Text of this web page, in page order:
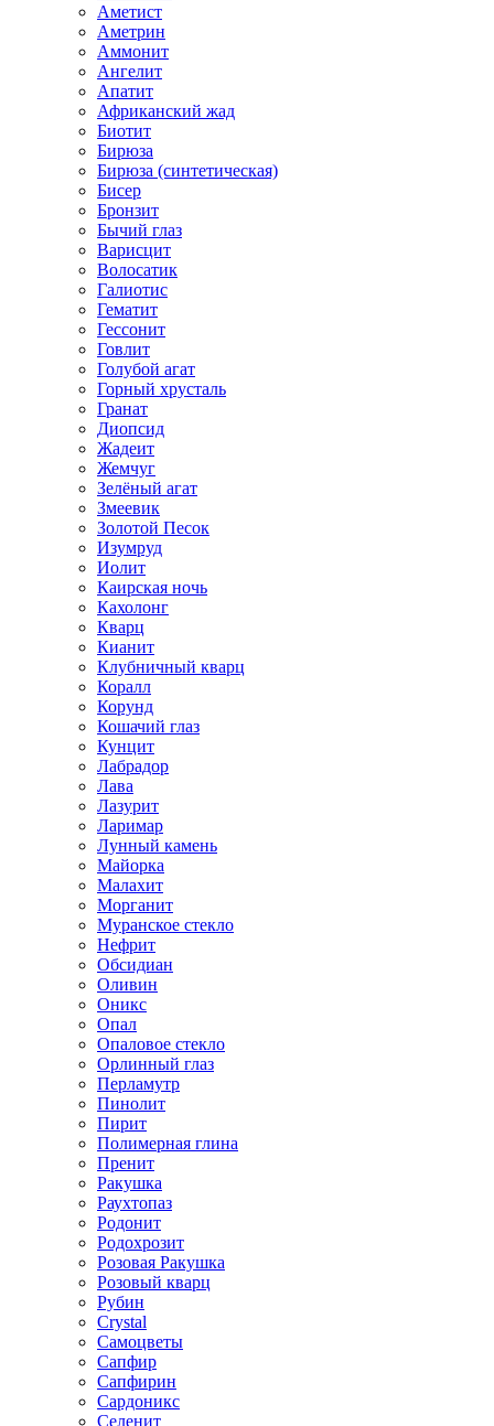
Аметист
Аметрин
Аммонит
Ангелит
Апатит
Африканский жад
Биотит
Бирюза
Бирюза (синтетическая)
Бисер
Бронзит
Бычий глаз
Варисцит
Волосатик
Галиотис
Гематит
Гессонит
Говлит
Голубой агат
Горный хрусталь
Гранат
Диопсид
Жадеит
Жемчуг
Зелёный агат
Змеевик
Золотой Песок
Изумруд
Иолит
Каирская ночь
Кахолонг
Кварц
Кианит
Клубничный кварц
Коралл
Корунд
Кошачий глаз
Кунцит
Лабрадор
Лава
Лазурит
Ларимар
Лунный камень
Майорка
Малахит
Морганит
Муранское стекло
Нефрит
Обсидиан
Оливин
Оникс
Опал
Опаловое стекло
Орлинный глаз
Перламутр
Пинолит
Пирит
Полимерная глина
Пренит
Ракушка
Раухтопаз
Родонит
Родохрозит
Розовая Ракушка
Розовый кварц
Рубин
Сrystal
Самоцветы
Сапфир
Сапфирин
Сардоникс
Селенит